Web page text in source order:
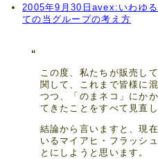
2005年9月30日avex:いわゆ
ての当グループの考え方
この度、私たちが販売し
関して、これまで皆様に
つつ、「のまネコ」にか
てきたことをすべて見直し
結論から言いますと、現
いるマイアヒ・フラッシ
とにしようと思います。